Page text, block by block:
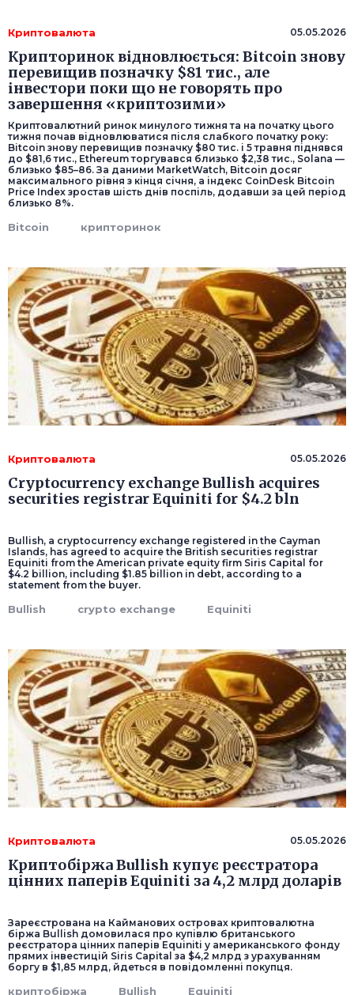
Криптовалюта 05.05.2026
Крипторинок відновлюється: Bitcoin знову
перевищив позначку $81 тис., але
інвестори поки що не говорять про
завершення «криптозими»
Криптовалютний ринок минулого тижня та на початку цього
тижня почав відновлюватися після слабкого початку року:
Bitcoin знову перевищив позначку $80 тис. і 5 травня піднявся
до $81,6 тис., Ethereum торгувався близько $2,38 тис., Solana —
близько $85–86. За даними MarketWatch, Bitcoin досяг
максимального рівня з кінця січня, а індекс CoinDesk Bitcoin
Price Index зростав шість днів поспіль, додавши за цей період
близько 8%.
Bitcoin крипторинок
Криптовалюта 05.05.2026
Cryptocurrency exchange Bullish acquires
securities registrar Equiniti for $4.2 bln
Bullish, a cryptocurrency exchange registered in the Cayman
Islands, has agreed to acquire the British securities registrar
Equiniti from the American private equity firm Siris Capital for
$4.2 billion, including $1.85 billion in debt, according to a
statement from the buyer.
Bullish crypto exchange Equiniti
Криптовалюта 05.05.2026
Криптобіржа Bullish купує реєстратора
цінних паперів Equiniti за 4,2 млрд доларів
Зареєстрована на Кайманових островах криптовалютна
біржа Bullish домовилася про купівлю британського
реєстратора цінних паперів Equiniti у американського фонду
прямих інвестицій Siris Capital за $4,2 млрд з урахуванням
боргу в $1,85 млрд, йдеться в повідомленні покупця.
криптобіржа Bullish Equiniti